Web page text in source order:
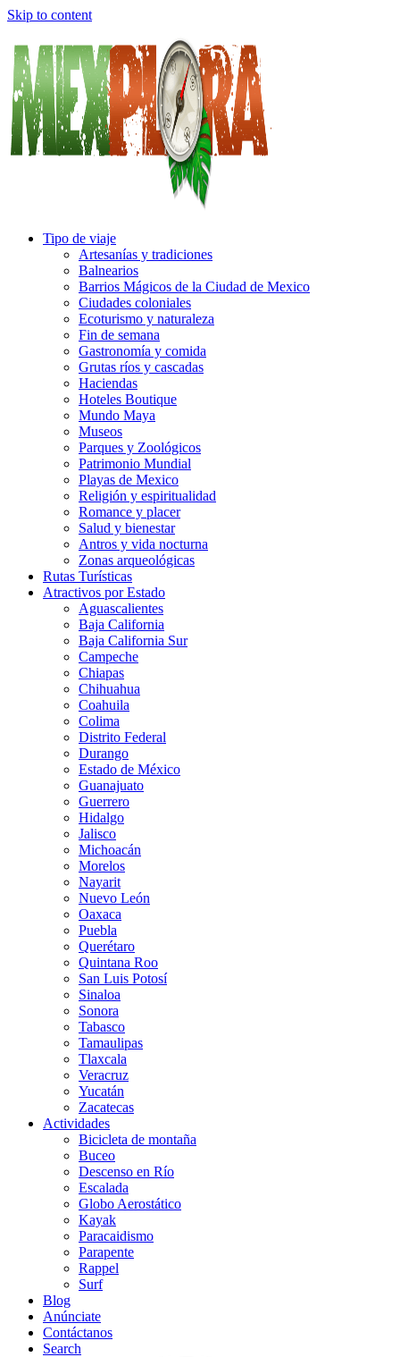
Skip to content
Tipo de viaje
Artesanías y tradiciones
Balnearios
Barrios Mágicos de la Ciudad de Mexico
Ciudades coloniales
Ecoturismo y naturaleza
Fin de semana
Gastronomía y comida
Grutas ríos y cascadas
Haciendas
Hoteles Boutique
Mundo Maya
Museos
Parques y Zoológicos
Patrimonio Mundial
Playas de Mexico
Religión y espiritualidad
Romance y placer
Salud y bienestar
Antros y vida nocturna
Zonas arqueológicas
Rutas Turísticas
Atractivos por Estado
Aguascalientes
Baja California
Baja California Sur
Campeche
Chiapas
Chihuahua
Coahuila
Colima
Distrito Federal
Durango
Estado de México
Guanajuato
Guerrero
Hidalgo
Jalisco
Michoacán
Morelos
Nayarit
Nuevo León
Oaxaca
Puebla
Querétaro
Quintana Roo
San Luis Potosí
Sinaloa
Sonora
Tabasco
Tamaulipas
Tlaxcala
Veracruz
Yucatán
Zacatecas
Actividades
Bicicleta de montaña
Buceo
Descenso en Río
Escalada
Globo Aerostático
Kayak
Paracaidismo
Parapente
Rappel
Surf
Blog
Anúnciate
Contáctanos
Search